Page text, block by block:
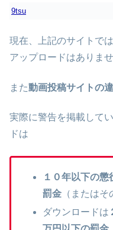
9tsu
現在、上記のサイトで
アップロードはありませ
また動画投稿サイトの
実際に警告を掲載して
ドは
１０年以下の
罰金 （またはそ
ダウンロードは